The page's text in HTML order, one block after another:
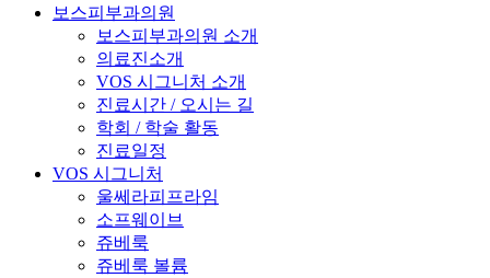
보스피부과의원
보스피부과의원 소개
의료진소개
VOS 시그니처 소개
진료시간 / 오시는 길
학회 / 학술 활동
진료일정
VOS 시그니처
울쎄라피프라임
소프웨이브
쥬베룩
쥬베룩 볼륨